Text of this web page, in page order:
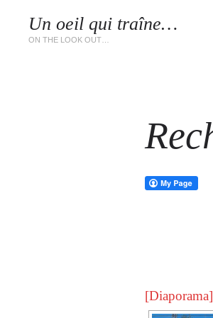
Un oeil qui traîne…
ON THE LOOK OUT…
[Diaporama]